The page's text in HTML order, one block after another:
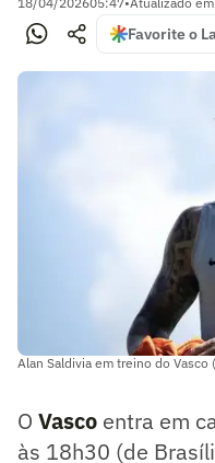
Favorite o
Alan Saldivia em treino do
O Vasco entra em
às 18h30 (de